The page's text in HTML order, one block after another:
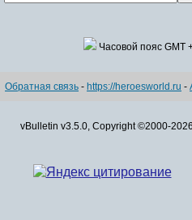
Часовой пояс GMT
Обратная связь - https://heroesworld.ru -
vBulletin v3.5.0, Copyright ©2000-